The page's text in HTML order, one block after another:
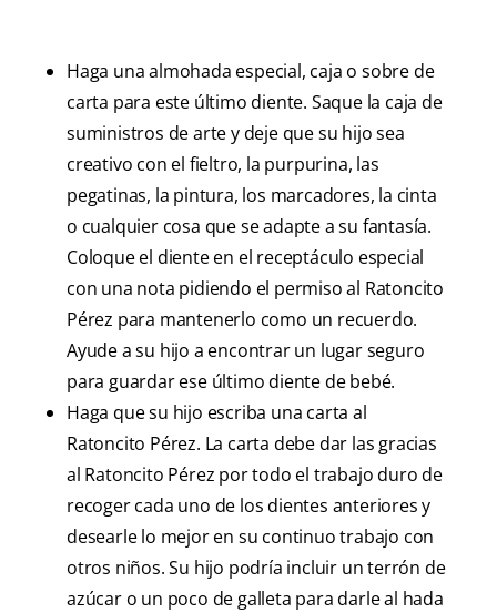
Haga una almohada especial, caja o sobre de
carta para este último diente. Saque la caja de
suministros de arte y deje que su hijo sea
creativo con el fieltro, la purpurina, las
pegatinas, la pintura, los marcadores, la cinta
o cualquier cosa que se adapte a su fantasía.
Coloque el diente en el receptáculo especial
con una nota pidiendo el permiso al Ratoncito
Pérez para mantenerlo como un recuerdo.
Ayude a su hijo a encontrar un lugar seguro
para guardar ese último diente de bebé.
Haga que su hijo escriba una carta al
Ratoncito Pérez. La carta debe dar las gracias
al Ratoncito Pérez por todo el trabajo duro de
recoger cada uno de los dientes anteriores y
desearle lo mejor en su continuo trabajo con
otros niños. Su hijo podría incluir un terrón de
azúcar o un poco de galleta para darle al hada